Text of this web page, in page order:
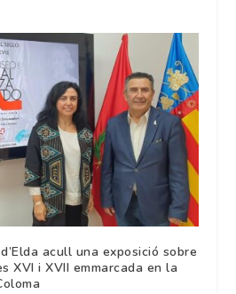
acull una exposició sobre
XVI i XVII emmarcada en la